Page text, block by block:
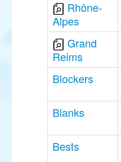
Rhône-
Alpes
Grand
Reims
Blockers
Blanks
Bests